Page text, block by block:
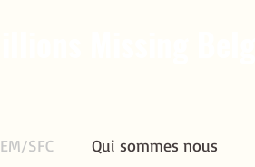
SFC Qui sommes nous
SFC Qui sommes nous